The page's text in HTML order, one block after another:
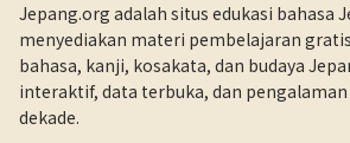
Jepang.org adalah situs edukasi bahasa
menyediakan materi pembelajaran
bahasa, kanji, kosakata, dan budaya
interaktif, data terbuka, dan
dekade.